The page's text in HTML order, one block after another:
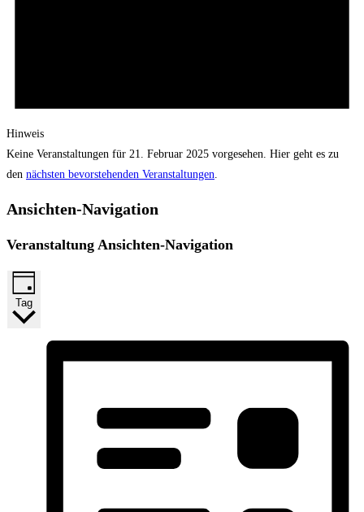
Hinweis
Keine Veranstaltungen für 21. Februar 2025 vorgesehen. Hier geht es zu
den nächsten bevorstehenden Veranstaltungen
Ansichten-Navigation
Veranstaltung Ansichten-Navigation
Tag